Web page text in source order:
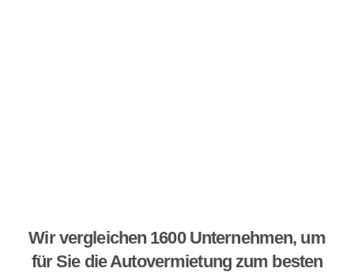
Wir vergleichen 1600 Unternehmen, um
für Sie die Autovermietung zum besten